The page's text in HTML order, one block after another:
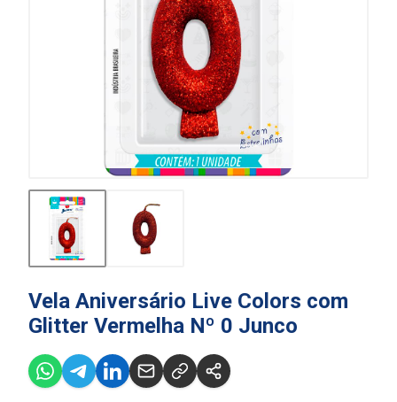
Vela Aniversário Live Colors com
Glitter Vermelha Nº 0 Junco